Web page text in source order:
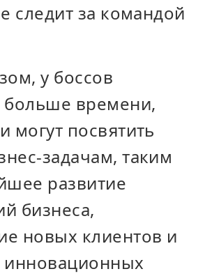
следит за командой
у боссов
больше времени,
могут посвятить
задачам, таким
развитие
бизнеса,
новых клиентов и
инновационных